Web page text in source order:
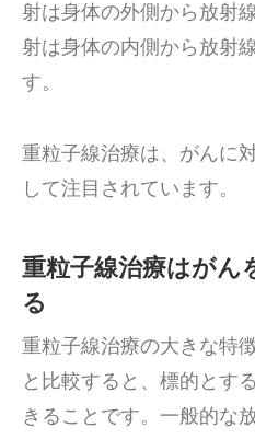
射は身体の外側から放射
射は身体の内側から放射
す。
重粒子線治療は、がんに
して注目されています。
重粒子線治療はがん
る
重粒子線治療の大きな特
と比較すると、標的とす
きることです。一般的な